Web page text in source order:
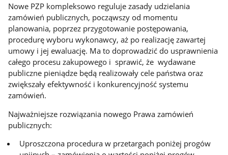
Nowe PZP kompleksowo reguluje zasady udzielania
zamówień publicznych, począwszy od momentu
planowania, poprzez przygotowanie postępowania,
procedurę wyboru wykonawcy, aż po realizację zawartej
umowy i jej ewaluację. Ma to doprowadzić do usprawnienia
całego procesu zakupowego i sprawić, że wydawane
publiczne pieniądze będą realizowały cele państwa oraz
zwiększały efektywność i konkurencyjność systemu
zamówień.
Najważniejsze rozwiązania nowego Prawa zamówień
publicznych:
Uproszczona procedura w przetargach poniżej progów